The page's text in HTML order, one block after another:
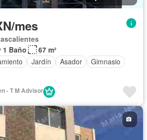
mes
1 Baño
67 m²
Jardín Asador
Gimnasio
- T M Advisor